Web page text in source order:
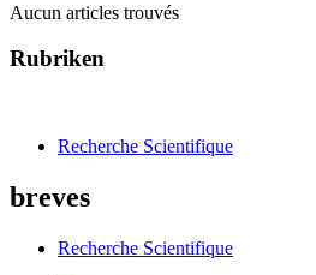
Aucun articles trouvés
Rubriken
Recherche Scientifique
breves
Recherche Scientifique